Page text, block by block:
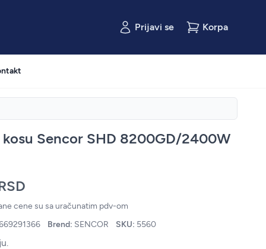
Prijavi se Korpa
kosu Sencor SHD 8200GD/2400W
cene su sa uračunatim pdv-om
Brend: SENCOR SKU: 5560